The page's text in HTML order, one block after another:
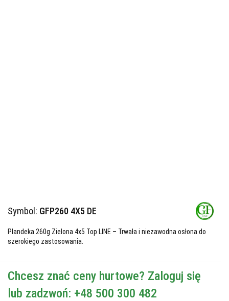
Symbol: GFP260 4X5 DE
Plandeka 260g Zielona 4x5 Top LINE – Trwała i niezawodna osłona do
szerokiego zastosowania.
Chcesz znać ceny hurtowe? Zaloguj się
lub zadzwoń: +48 500 300 482